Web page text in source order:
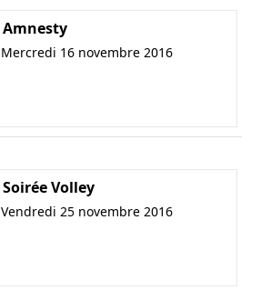
Amnesty
Mercredi 16 novembre 2016
Soirée Volley
Vendredi 25 novembre 2016